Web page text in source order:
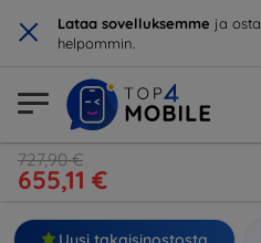
× Lataa sovelluksemme ja osta
helpommin.
727,90 €
655,11 €